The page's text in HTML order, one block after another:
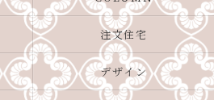
注文住宅
デザイン